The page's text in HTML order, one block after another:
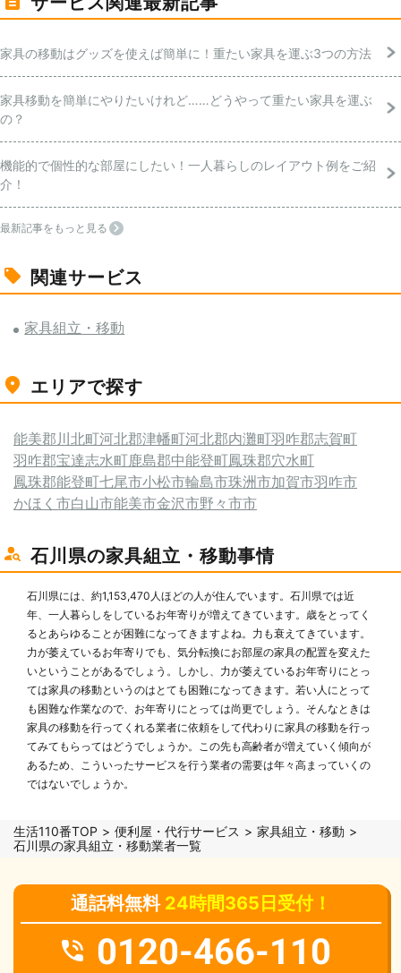
家具の移動はグッズを使えば簡単に！重たい家具を運ぶ3つの方法
家具移動を簡単にやりたいけれど……どうやって重たい家具を運ぶ
の？
機能的で個性的な部屋にしたい！一人暮らしのレイアウト例をご紹
介！
最新記事をもっと見る
関連サービス
家具組立・移動
エリアで探す
能美郡川北町河北郡津幡町河北郡内灘町羽咋郡志賀町
羽咋郡宝達志水町鹿島郡中能登町鳳珠郡穴水町
鳳珠郡能登町七尾市小松市輪島市珠洲市加賀市羽咋市
かほく市白山市能美市金沢市野々市市
石川県の家具組立・移動事情
石川県には、約1,153,470人ほどの人が住んでいます。石川県では近
年、一人暮らしをしているお年寄りが増えてきています。歳をとってく
るとあらゆることが困難になってきますよね。力も衰えてきています。
力が萎えているお年寄りでも、気分転換にお部屋の家具の配置を変えた
いということがあるでしょう。しかし、力が萎えているお年寄りにとっ
ては家具の移動というのはとても困難になってきます。若い人にとって
も困難な作業なので、お年寄りにとっては尚更でしょう。そんなときは
家具の移動を行ってくれる業者に依頼をして代わりに家具の移動を行っ
てみてもらってはどうでしょうか。この先も高齢者が増えていく傾向が
あるため、こういったサービスを行う業者の需要は年々高まっていくの
ではないでしょうか。
生活110番TOP 便利屋・代行サービス
家具組立・移動
石川県の家具組立・移動業者一覧
通話料無料 24時間365日受付！
0120-466-110